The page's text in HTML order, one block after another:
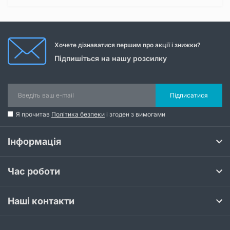
Хочете дізнаватися першим про акції і знижки?
Підпишіться на нашу розсилку
Підписатися
Я прочитав Політика безпеки і згоден з вимогами
Інформація
Час роботи
Наші контакти